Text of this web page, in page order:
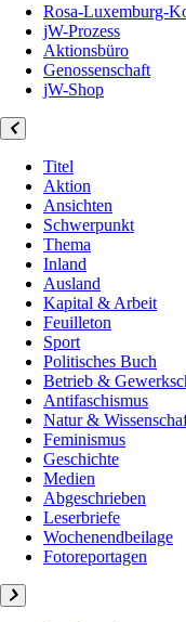
Rosa-Luxemburg-
jW-Prozess
Aktionsbüro
Genossenschaft
jW-Shop
Titel
Aktion
Ansichten
Schwerpunkt
Thema
Inland
Ausland
Kapital & Arbeit
Feuilleton
Sport
Politisches Buch
Betrieb &
Antifaschismus
Natur &
Feminismus
Geschichte
Medien
Abgeschrieben
Leserbriefe
Wochenendbeilage
Fotoreportagen